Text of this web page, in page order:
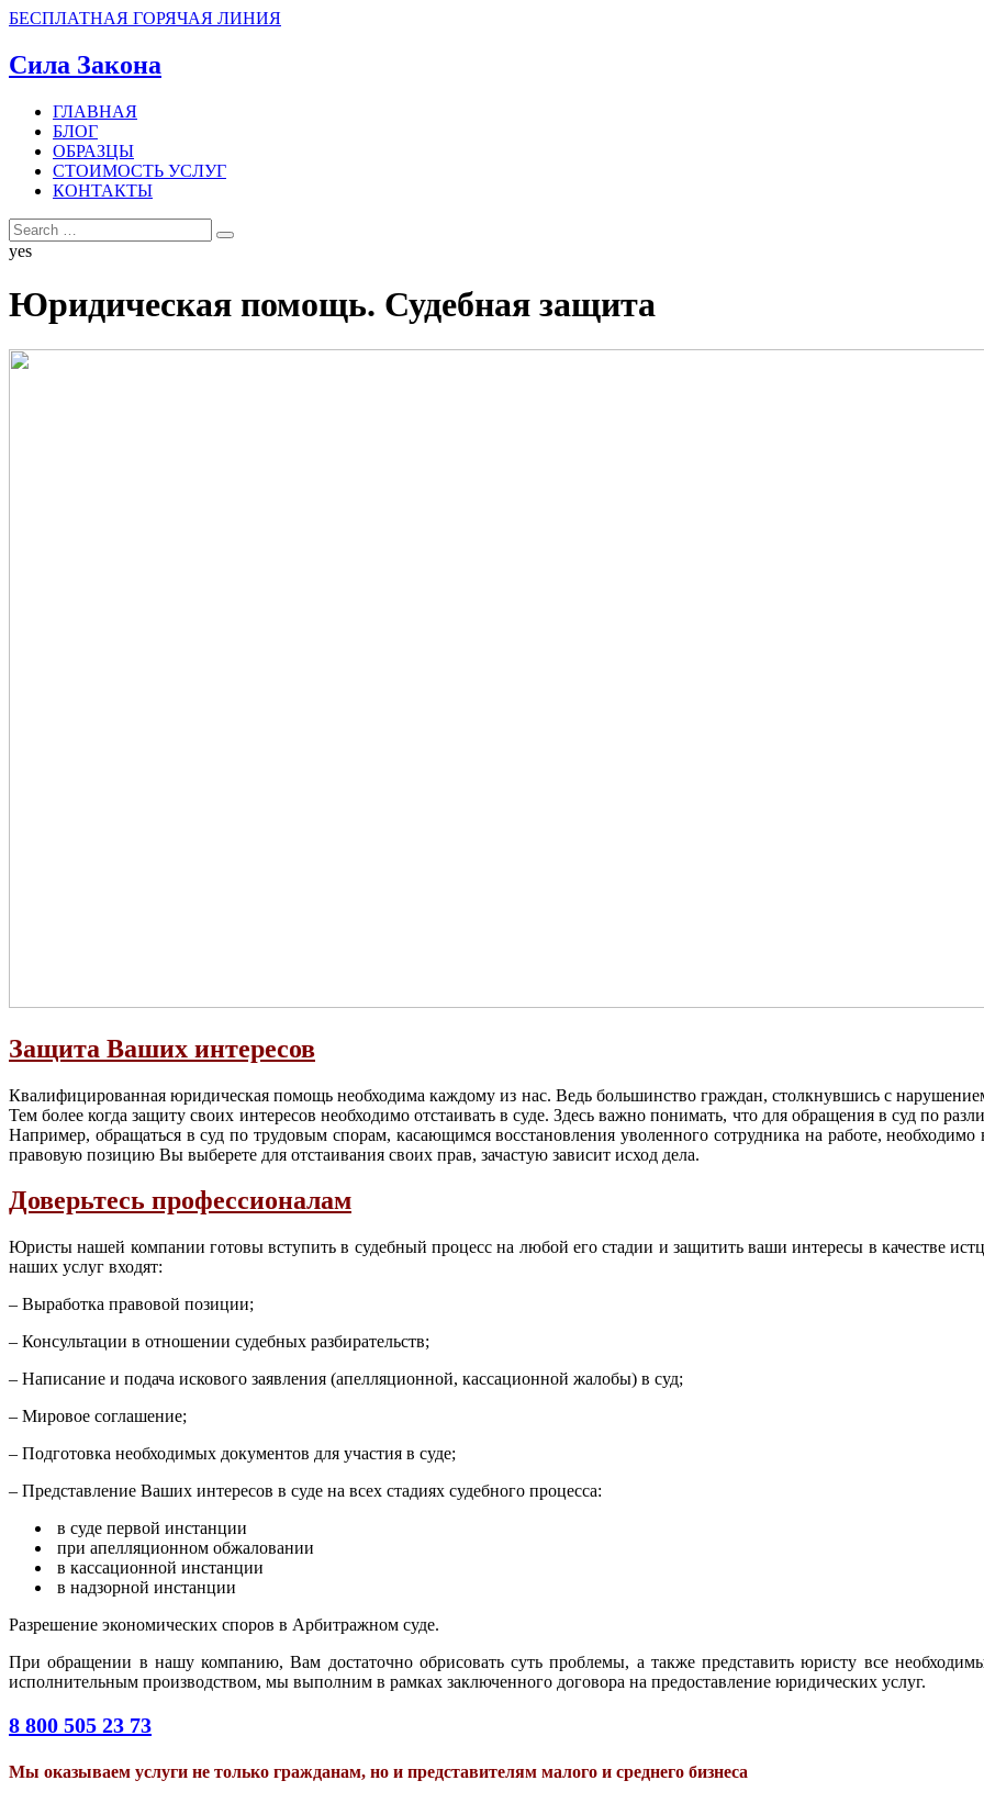
БЕСПЛАТНАЯ ГОРЯЧАЯ ЛИНИЯ
Сила Закона
ГЛАВНАЯ
БЛОГ
ОБРАЗЦЫ
СТОИМОСТЬ УСЛУГ
КОНТАКТЫ
yes
Юридическая помощь. Судебная защита
Защита Ваших интересов
Квалифицированная юридическая помощь необходима каждому из нас. Ведь большинство граждан, столкнувшись с
Тем более когда защиту своих интересов необходимо отстаивать в суде. Здесь важно понимать, что для обращения в суд по
Например, обращаться в суд по трудовым спорам, касающимся восстановления уволенного сотрудника на работе,
правовую позицию Вы выберете для отстаивания своих прав, зачастую зависит исход дела.
Доверьтесь профессионалам
Юристы нашей компании готовы вступить в судебный процесс на любой его стадии и защитить ваши интересы в качестве
наших услуг входят:
– Выработка правовой позиции;
– Консультации в отношении судебных разбирательств;
– Написание и подача искового заявления (апелляционной, кассационной жалобы) в суд;
– Мировое соглашение;
– Подготовка необходимых документов для участия в суде;
– Представление Ваших интересов в суде на всех стадиях судебного процесса:
в суде первой инстанции
при апелляционном обжаловании
в кассационной инстанции
в надзорной инстанции
Разрешение экономических споров в Арбитражном суде.
При обращении в нашу компанию, Вам достаточно обрисовать суть проблемы, а также представить юристу все
исполнительным производством, мы выполним в рамках заключенного договора на предоставление юридических услуг.
8 800 505 23 73
Мы оказываем услуги не только гражданам, но и представителям малого и среднего бизнеса